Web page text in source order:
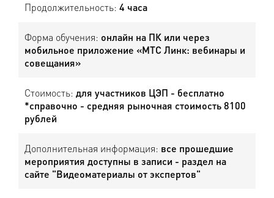
Продолжительность: 4 часа
Форма обучения: онлайн на ПК или через
мобильное приложение «МТС Линк: вебинары и
совещания»
Стоимость: для участников ЦЭП - бесплатно
*справочно - средняя рыночная стоимость 8100
рублей
Дополнительная информация: все прошедшие
мероприятия доступны в записи - раздел на
сайте "Видеоматериалы от экспертов"